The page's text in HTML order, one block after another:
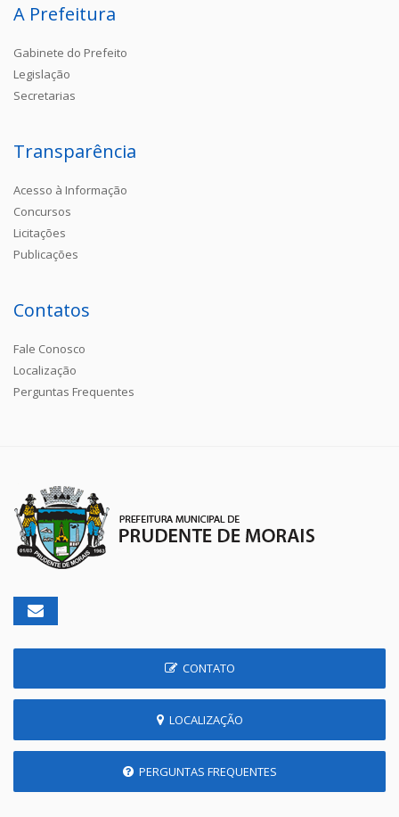
A Prefeitura
Gabinete do Prefeito
Legislação
Secretarias
Transparência
Acesso à Informação
Concursos
Licitações
Publicações
Contatos
Fale Conosco
Localização
Perguntas Frequentes
CONTATO
LOCALIZAÇÃO
PERGUNTAS FREQUENTES